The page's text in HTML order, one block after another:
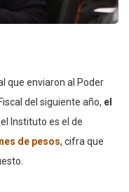
que enviaron al Poder
del siguiente año, el
Instituto es el de
de pesos, cifra que